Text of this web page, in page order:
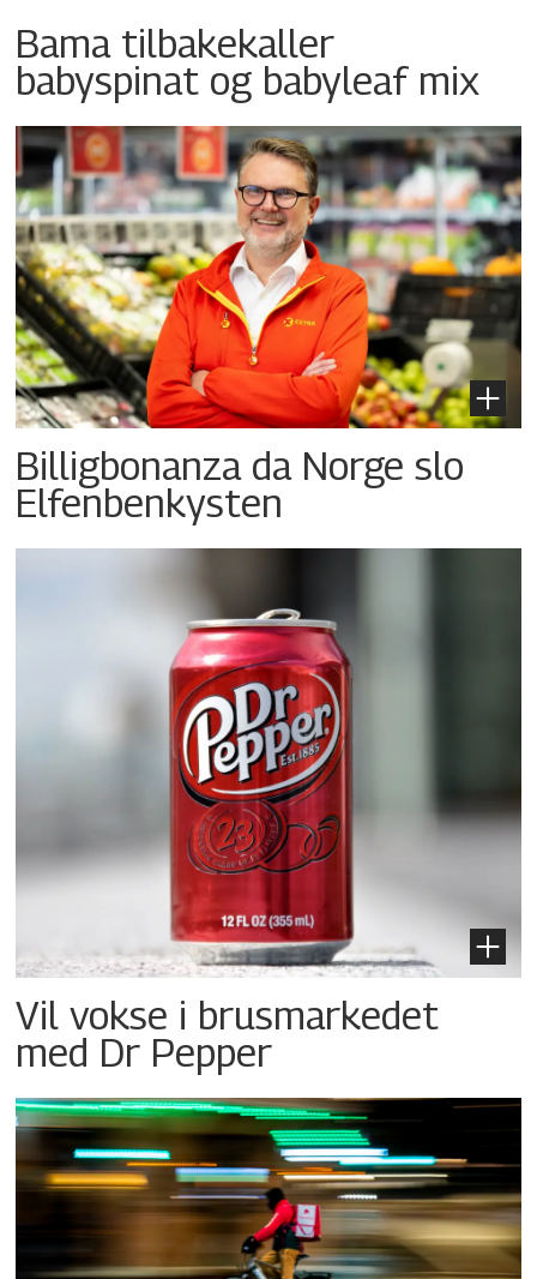
Bama tilbakekaller
babyspinat og babyleaf mix
Billigbonanza da Norge slo
Elfenbenkysten
Vil vokse i brusmarkedet
med Dr Pepper